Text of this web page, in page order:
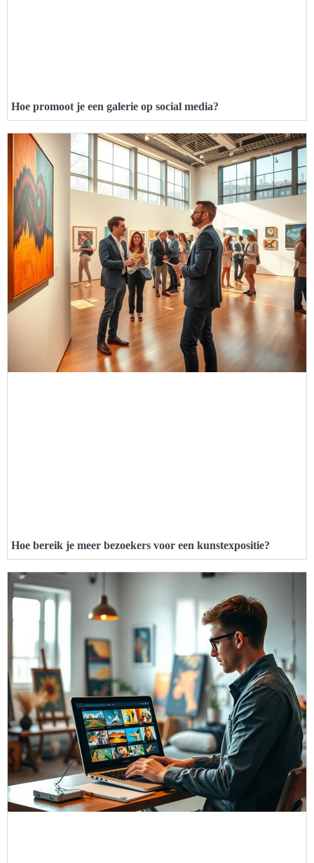
Hoe promoot je een galerie op social media?
Hoe bereik je meer bezoekers voor een kunstexpositie?